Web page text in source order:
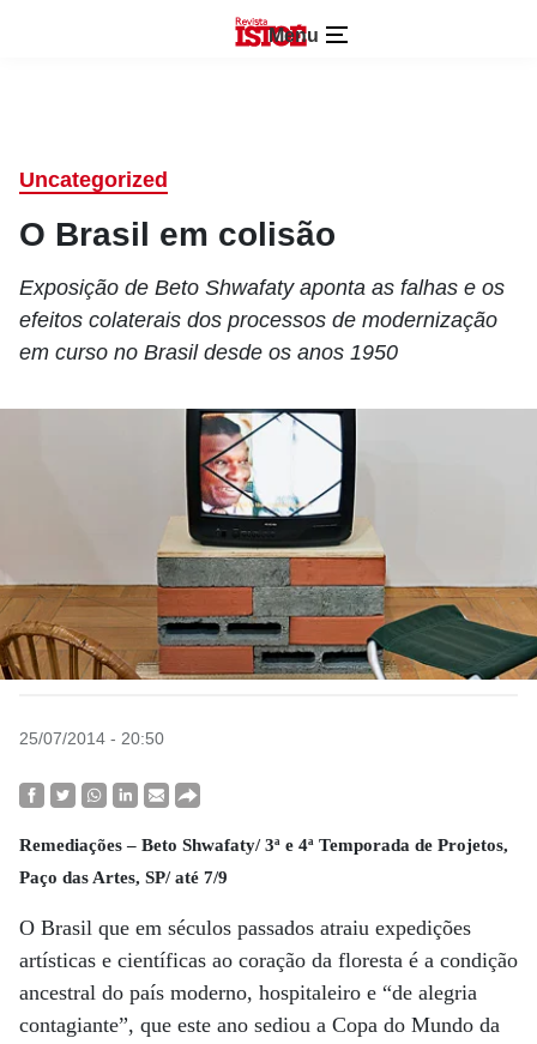
Menu
Uncategorized
O Brasil em colisão
Exposição de Beto Shwafaty aponta as falhas e os
efeitos colaterais dos processos de modernização
em curso no Brasil desde os anos 1950
25/07/2014 - 20:50
Remediações – Beto Shwafaty/ 3ª e 4ª Temporada de Projetos,
Paço das Artes, SP/ até 7/9
O Brasil que em séculos passados atraiu expedições
artísticas e científicas ao coração da floresta é a condição
ancestral do país moderno, hospitaleiro e “de alegria
contagiante”, que este ano sediou a Copa do Mundo da